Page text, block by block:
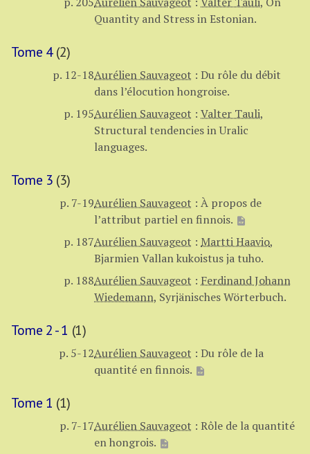
Quantity and Stress in Estonian.
Tome 4(2)
p. 12-18Aurélien Sauvageot : Du rôle du débit
dans l’élocution hongroise.
p. 195Aurélien Sauvageot : Valter Tauli,
Structural tendencies in Uralic
languages.
Tome 3 (3)
p. 7-19Aurélien Sauvageot : À propos de
l’attribut partiel en finnois.
p. 187Aurélien Sauvageot : Martti Haavio,
Bjarmien Vallan kukoistus ja tuho.
p. 188Aurélien Sauvageot : Ferdinand Johann
Wiedemann, Syrjänisches Wörterbuch.
Tome 2 - 1 (1)
p. 5-12Aurélien Sauvageot : Du rôle de la
quantité en finnois.
Tome 1 (1)
p. 7-17Aurélien Sauvageot : Rôle de la quantité
en hongrois.